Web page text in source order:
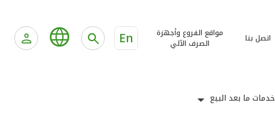
اتصل بنا
مواقع الفروع وأجهزة
الصرف الآلي
En
خدمات ما بعد البيع